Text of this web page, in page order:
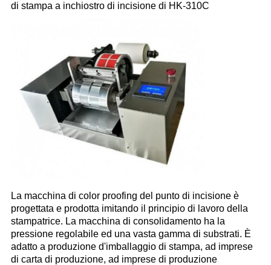
di stampa a inchiostro di incisione di HK-310C
La macchina di color proofing del punto di incisione è
progettata e prodotta imitando il principio di lavoro della
stampatrice. La macchina di consolidamento ha la
pressione regolabile ed una vasta gamma di substrati. È
adatto a produzione d'imballaggio di stampa, ad imprese
di carta di produzione, ad imprese di produzione